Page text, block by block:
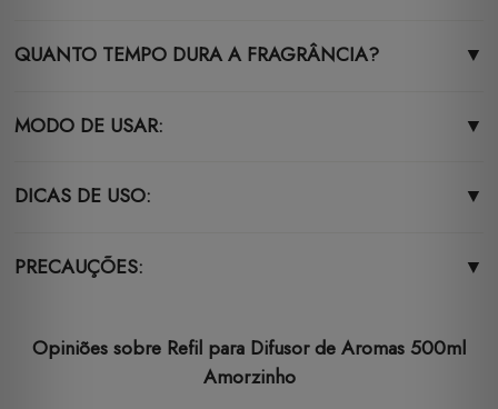
QUANTO TEMPO DURA A FRAGRÂNCIA? ▼
MODO DE USAR: ▼
DICAS DE USO: ▼
PRECAUÇÕES: ▼
Opiniões sobre Refil para Difusor de Aromas 500ml
Amorzinho